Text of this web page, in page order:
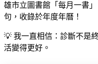
雄市立圖書館「每月一書
句，收錄於年度年曆！
💡 我一直相信：診斷不是
活變得更好。